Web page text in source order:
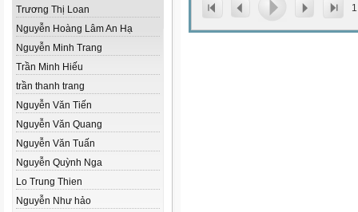
Trương Thị Loan
Nguyễn Hoàng Lâm An Hạ
Nguyễn Minh Trang
Trần Minh Hiếu
trần thanh trang
Nguyễn Văn Tiến
Nguyễn Văn Quang
Nguyễn Văn Tuấn
Nguyễn Quỳnh Nga
Lo Trung Thien
Nguyễn Như hảo
1